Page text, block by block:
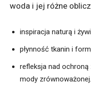
woda i jej różne
inspiracja naturą i
płynność tkanin i
refleksja nad
mody zrównoważonej.